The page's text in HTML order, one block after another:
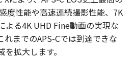
度性能や高速連続撮影性能、7K
よる4K UHD Fine動画の実現な
れまでのAPS-Cでは到達できな
拡大します。